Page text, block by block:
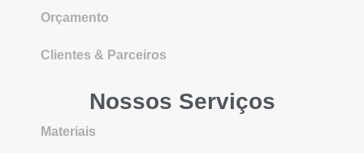
Orçamento
Clientes & Parceiros
Nossos Serviços
Materiais